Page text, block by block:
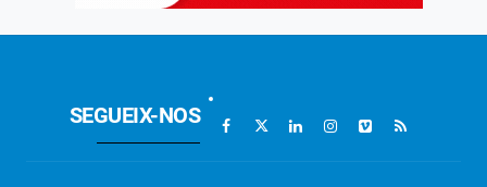
SEGUEIX-NOS